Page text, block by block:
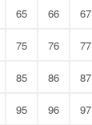
65 66 67
75 76 77
85 86 87
95 96 97